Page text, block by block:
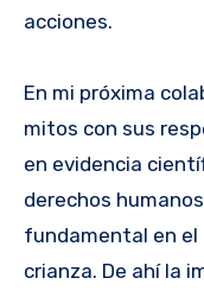
acciones.
En mi próxima
mitos con sus
en evidencia
derechos
fundamental en el
crianza. De ahí la